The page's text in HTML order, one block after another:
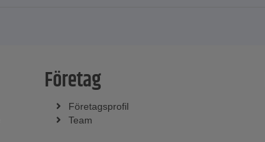
Företag
Företagsprofil
Team